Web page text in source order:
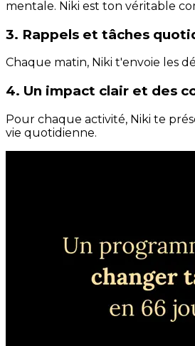
mentale. Niki est ton véritable
3. Rappels et tâches
Chaque matin, Niki t'envoie les
4. Un impact clair et des
Pour chaque activité, Niki te
vie quotidienne.